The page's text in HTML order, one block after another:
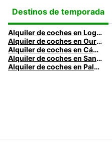
Destinos de temporada
Alquiler de coches en Logroño
Alquiler de coches en Ourense
Alquiler de coches en Cádiz
Alquiler de coches en Santander
Alquiler de coches en Palma